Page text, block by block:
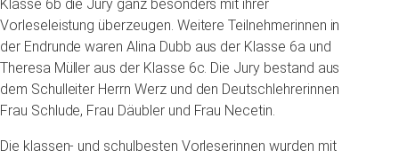
Klasse 6b die Jury ganz besonders mit ihrer
Vorleseleistung überzeugen. Weitere Teilnehmerinnen in
der Endrunde waren Alina Dubb aus der Klasse 6a und
Theresa Müller aus der Klasse 6c. Die Jury bestand aus
dem Schulleiter Herrn Werz und den Deutschlehrerinnen
Frau Schlude, Frau Däubler und Frau Necetin.
Die klassen- und schulbesten Vorleserinnen wurden mit